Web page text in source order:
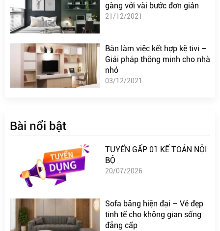
gàng với vài bước đơn giản
21/12/2021
Bàn làm việc kết hợp kệ tivi –
Giải pháp thông minh cho nhà
nhỏ
03/12/2021
Bài nổi bật
TUYỂN GẤP 01 KẾ TOÁN NỘI
BỘ
20/07/2026
Sofa băng hiện đại – Vẻ đẹp
tinh tế cho không gian sống
đẳng cấp